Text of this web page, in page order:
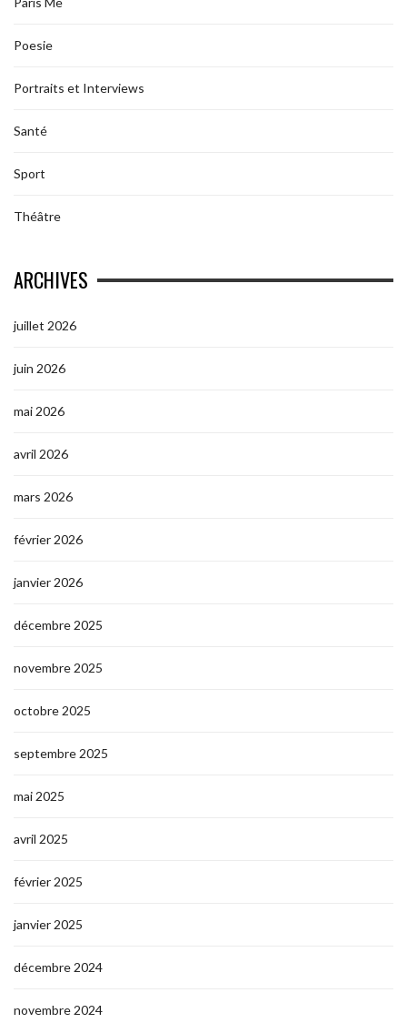
Poesie
Portraits et Interviews
Santé
Sport
Théâtre
ARCHIVES
juillet 2026
juin 2026
mai 2026
avril 2026
mars 2026
février 2026
janvier 2026
décembre 2025
novembre 2025
octobre 2025
septembre 2025
mai 2025
avril 2025
février 2025
janvier 2025
décembre 2024
novembre 2024